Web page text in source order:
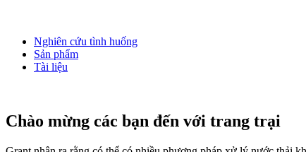
Nghiên cứu tình huống
Sản phẩm
Tài liệu
Chào mừng các bạn đến với trang trại